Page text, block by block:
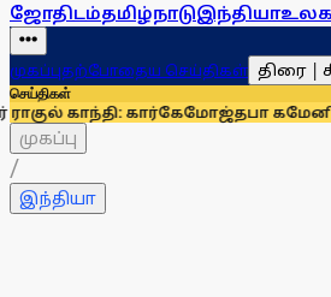
ஜோதிடம்தமிழ்நாடுஇந்தியா
முகப்புதற்போதைய செய்திகள் திரை |
செய்திகள்
கார்கேமோஜ்தபா கமேனி
முகப்பு
/
இந்தியா